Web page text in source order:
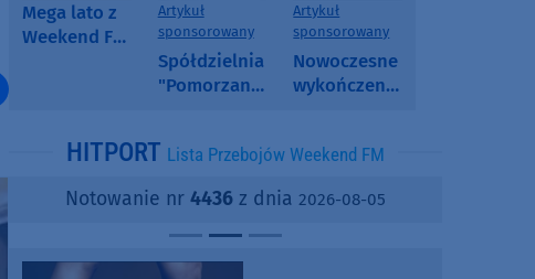
Mega lato z
Weekend FM
Artykuł
sponsorowany
Spółdzielnia
"Pomorzanka"
informuje o
i ofertach
najmu
Artykuł
sponsorowany
Nowoczesne
wykończenia
SPC, WPC i
kamienny
HITPORT Lista Przebojów Weekend FM
Notowanie nr 4436 z dnia 2026-08-05